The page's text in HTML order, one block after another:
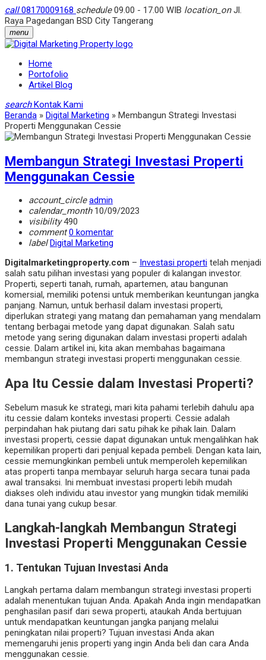
call08170009168 schedule09.00 - 17.00 WIB location_onJl.
Raya Pagedangan BSD City Tangerang
menu
Home
Portofolio
Artikel Blog
search Kontak Kami
Beranda » Digital Marketing » Membangun Strategi Investasi
Properti Menggunakan Cessie
Membangun Strategi Investasi Properti
Menggunakan Cessie
account_circle admin
calendar_month10/09/2023
visibility490
comment 0 komentar
label Digital Marketing
Digitalmarketingproperty.com – Investasi properti telah menjadi
salah satu pilihan investasi yang populer di kalangan investor.
Properti, seperti tanah, rumah, apartemen, atau bangunan
komersial, memiliki potensi untuk memberikan keuntungan jangka
panjang. Namun, untuk berhasil dalam investasi properti,
diperlukan strategi yang matang dan pemahaman yang mendalam
tentang berbagai metode yang dapat digunakan. Salah satu
metode yang sering digunakan dalam investasi properti adalah
cessie. Dalam artikel ini, kita akan membahas bagaimana
membangun strategi investasi properti menggunakan cessie.
Apa Itu Cessie dalam Investasi Properti?
Sebelum masuk ke strategi, mari kita pahami terlebih dahulu apa
itu cessie dalam konteks investasi properti. Cessie adalah
perpindahan hak piutang dari satu pihak ke pihak lain. Dalam
investasi properti, cessie dapat digunakan untuk mengalihkan hak
kepemilikan properti dari penjual kepada pembeli. Dengan kata lain,
cessie memungkinkan pembeli untuk memperoleh kepemilikan
atas properti tanpa membayar seluruh harga secara tunai pada
awal transaksi. Ini membuat investasi properti lebih mudah
diakses oleh individu atau investor yang mungkin tidak memiliki
dana tunai yang cukup besar.
Langkah-langkah Membangun Strategi
Investasi Properti Menggunakan Cessie
1. Tentukan Tujuan Investasi Anda
Langkah pertama dalam membangun strategi investasi properti
adalah menentukan tujuan Anda. Apakah Anda ingin mendapatkan
penghasilan pasif dari sewa properti, ataukah Anda bertujuan
untuk mendapatkan keuntungan jangka panjang melalui
peningkatan nilai properti? Tujuan investasi Anda akan
memengaruhi jenis properti yang ingin Anda beli dan cara Anda
menggunakan cessie.